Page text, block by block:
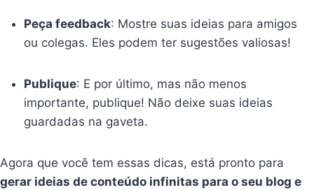
Peça feedback: Mostre suas ideias para amigos
ou colegas. Eles podem ter sugestões valiosas!
Publique: E por último, mas não menos
importante, publique! Não deixe suas ideias
guardadas na gaveta.
Agora que você tem essas dicas, está pronto para
gerar ideias de conteúdo infinitas para o seu blog e